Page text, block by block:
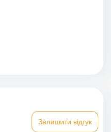
Залишити відгук